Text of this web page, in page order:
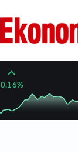
0,16%